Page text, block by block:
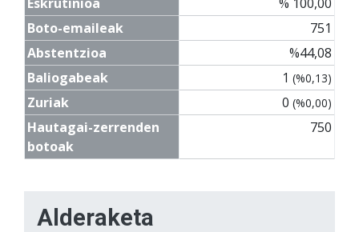
Boto-emaileak
751
Abstentzioa
%44,08
Baliogabeak
1 (%0,13)
Zuriak 0 (%0,00)
Hautagai-zerrenden
botoak
750
Alderaketa